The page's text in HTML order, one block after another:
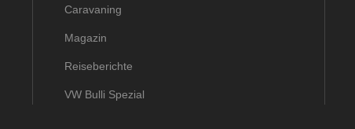
Caravaning
Magazin
Reiseberichte
VW Bulli Spezial